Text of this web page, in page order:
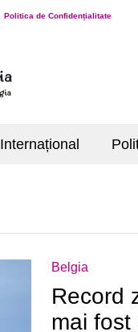
Politica de Confidențialitate
Internațional
Belgia
Record
mai